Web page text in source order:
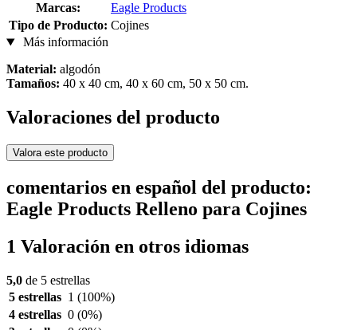
Marcas:
Eagle Products
Tipo de Producto: Cojines
Más información
Material: algodón
Tamaños: 40 x 40 cm, 40 x 60 cm, 50 x 50 cm.
Valoraciones del producto
Valora este producto
comentarios en español del producto:
Eagle Products Relleno para Cojines
1 Valoración en otros idiomas
5,0 de 5 estrellas
5 estrellas 1 (100%)
4 estrellas 0 (0%)